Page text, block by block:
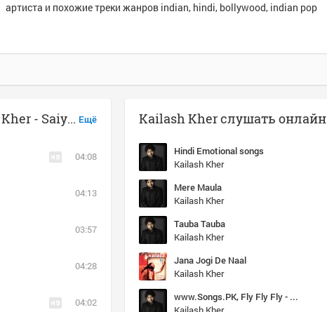
артиста и похожие треки жанров indian, hindi, bollywood, indian pop
Ещё
Музыка похожая на Kailash Kher - Saiyyan
04:08
04:13
03:57
04:28
04:02
Kailash Kher слушать онлайн
Hindi Emotional songs
Kailash Kher
Mere Maula
Kailash Kher
Tauba Tauba
Kailash Kher
Jana Jogi De Naal
Kailash Kher
www.Songs.PK, Fly Fly Fly - www.Songs.PK, www.Songs.PK